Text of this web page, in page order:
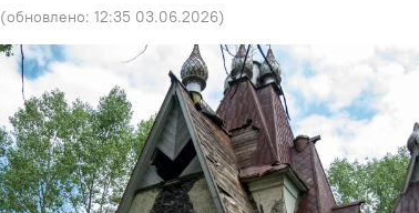
(обновлено: 12:35 03.06.2026)